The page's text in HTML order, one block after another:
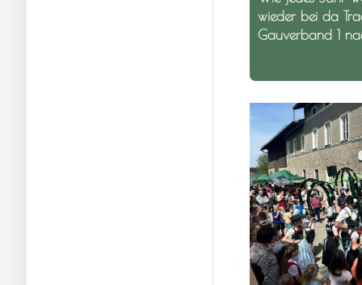
wieder bei da
Gauverband 1